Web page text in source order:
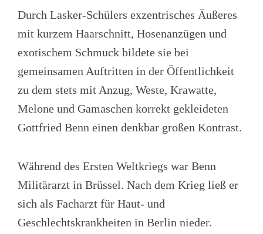
Durch Lasker-Schülers exzentrisches Äußeres
mit kurzem Haarschnitt, Hosenanzügen und
exotischem Schmuck bildete sie bei
gemeinsamen Auftritten in der Öffentlichkeit
zu dem stets mit Anzug, Weste, Krawatte,
Melone und Gamaschen korrekt gekleideten
Gottfried Benn einen denkbar großen Kontrast.
Während des Ersten Weltkriegs war Benn
Militärarzt in Brüssel. Nach dem Krieg ließ er
sich als Facharzt für Haut- und
Geschlechtskrankheiten in Berlin nieder.